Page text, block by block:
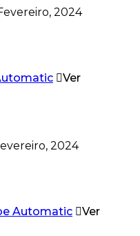
2024
Ver
2024
Ver